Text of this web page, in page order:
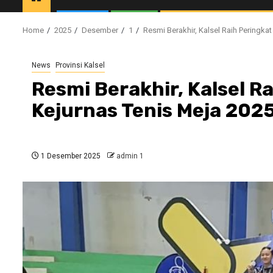
Home 2025 Desember 1 Resmi Berakhir, Kalsel Raih
News Provinsi Kalsel
Resmi Berakhir, Kalsel
Kejurnas Tenis Meja
1 Desember 2025 admin 1